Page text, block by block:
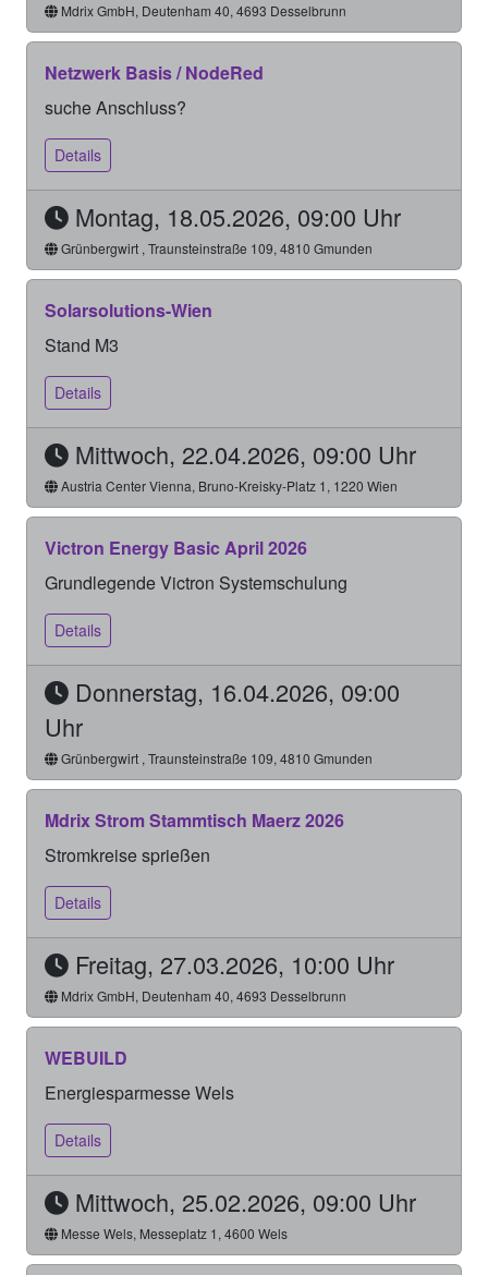
Mdrix GmbH, Deutenham 40, 4693 Desselbrunn
Netzwerk Basis / NodeRed
suche Anschluss?
Details
Montag, 18.05.2026, 09:00 Uhr
Grünbergwirt , Traunsteinstraße 109, 4810 Gmunden
Solarsolutions-Wien
Stand M3
Details
Mittwoch, 22.04.2026, 09:00 Uhr
Austria Center Vienna, Bruno-Kreisky-Platz 1, 1220 Wien
Victron Energy Basic April 2026
Grundlegende Victron Systemschulung
Details
Donnerstag, 16.04.2026, 09:00
Uhr
Grünbergwirt , Traunsteinstraße 109, 4810 Gmunden
Mdrix Strom Stammtisch Maerz 2026
Stromkreise sprießen
Details
Freitag, 27.03.2026, 10:00 Uhr
Mdrix GmbH, Deutenham 40, 4693 Desselbrunn
WEBUILD
Energiesparmesse Wels
Details
Mittwoch, 25.02.2026, 09:00 Uhr
Messe Wels, Messeplatz 1, 4600 Wels